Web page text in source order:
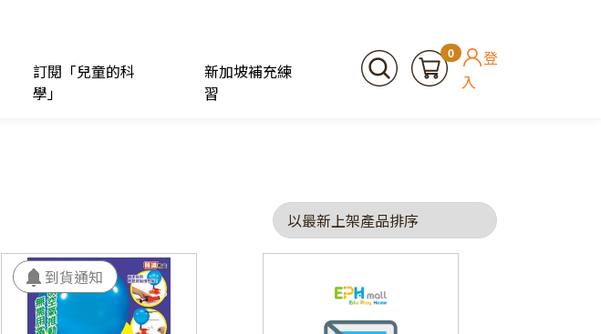
訂閱「兒童的科
學」
新加坡補充練
習
0
登
入